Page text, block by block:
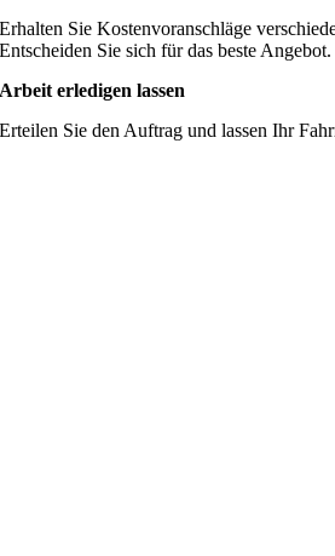
Erhalten Sie Kostenvoranschläge
Entscheiden Sie sich für das beste Angebot.
Arbeit erledigen lassen
Erteilen Sie den Auftrag und lassen Ihr